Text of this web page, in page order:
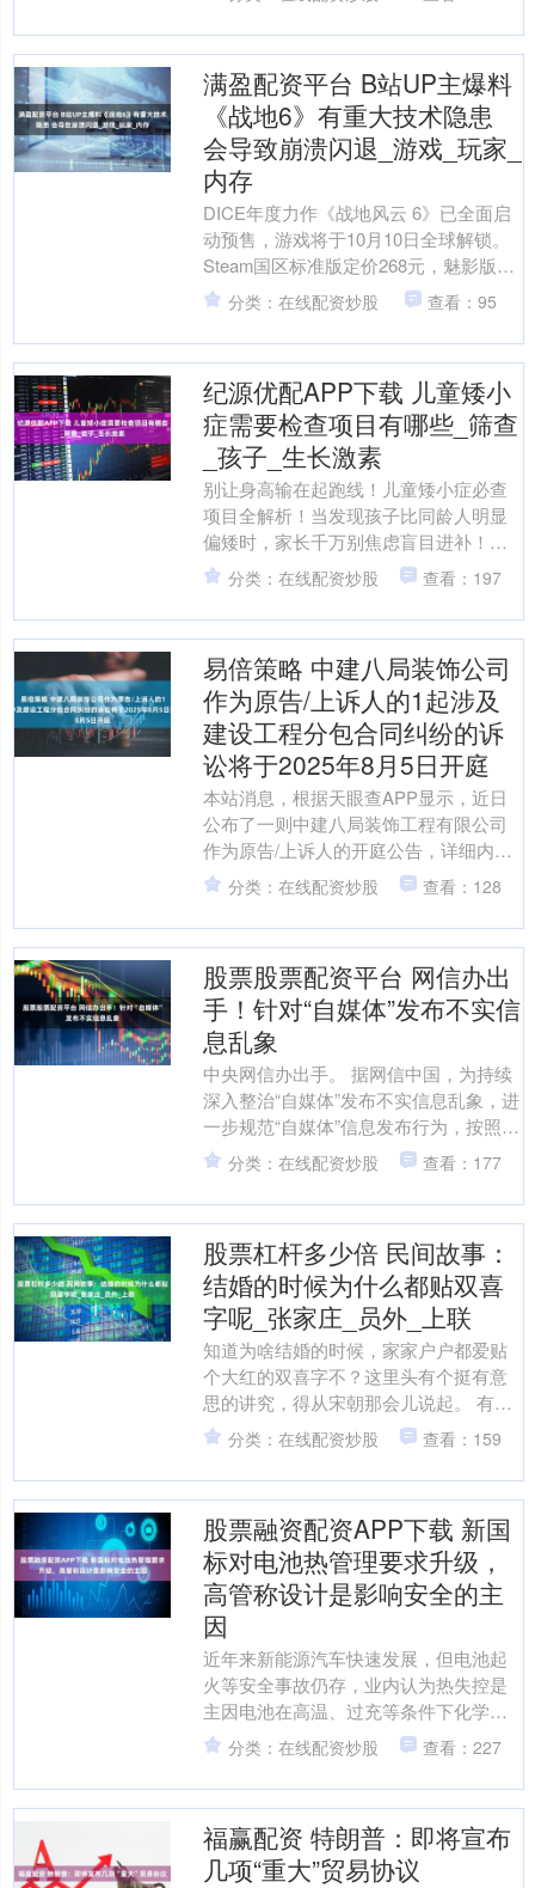
满盈配资平台 B站UP主爆料
《战地6》有重大技术隐患
会导致崩溃闪退_游戏_玩家_
内存
DICE年度力作《战地风云 6》已全面启
动预售，游戏将于10月10日全球解锁。
Steam国区标准版定价268元，魅影版
468元，全中文配音适配。公测阶段将于
8月....
分类：在线配资炒股 查看：95
纪源优配APP下载 儿童矮小
症需要检查项目有哪些_筛查
_孩子_生长激素
别让身高输在起跑线！儿童矮小症必查
项目全解析！当发现孩子比同龄人明显
偏矮时，家长千万别焦虑盲目进补！科
学干预的第一步是精准排查病因。今天
就带大家解锁儿童矮小症的....
分类：在线配资炒股 查看：197
易倍策略 中建八局装饰公司
作为原告/上诉人的1起涉及
建设工程分包合同纠纷的诉
讼将于2025年8月5日开庭
本站消息，根据天眼查APP显示，近日
公布了一则中建八局装饰工程有限公司
作为原告/上诉人的开庭公告，详细内容
如下： 案号：（2025）沪0105民初
19770号审....
分类：在线配资炒股 查看：128
股票股票配资平台 网信办出
手！针对“自媒体”发布不实信
息乱象
中央网信办出手。 据网信中国，为持续
深入整治“自媒体”发布不实信息乱象，进
一步规范“自媒体”信息发布行为，按照
2025年“清朗”系列专项行动总体安排，中
央网信办....
分类：在线配资炒股 查看：177
股票杠杆多少倍 民间故事：
结婚的时候为什么都贴双喜
字呢_张家庄_员外_上联
知道为啥结婚的时候，家家户户都爱贴
个大红的双喜字不？这里头有个挺有意
思的讲究，得从宋朝那会儿说起。 有个
叫李修文的书生，那年正赶上去京城考
科举。一路晓行夜宿，这....
分类：在线配资炒股 查看：159
股票融资配资APP下载 新国
标对电池热管理要求升级，
高管称设计是影响安全的主
因
近年来新能源汽车快速发展，但电池起
火等安全事故仍存，业内认为热失控是
主因电池在高温、过充等条件下化学反
应失控，产生大量热量可能引发火灾，
而保障安全的核心是先进的....
分类：在线配资炒股 查看：227
福赢配资 特朗普：即将宣布
几项“重大”贸易协议